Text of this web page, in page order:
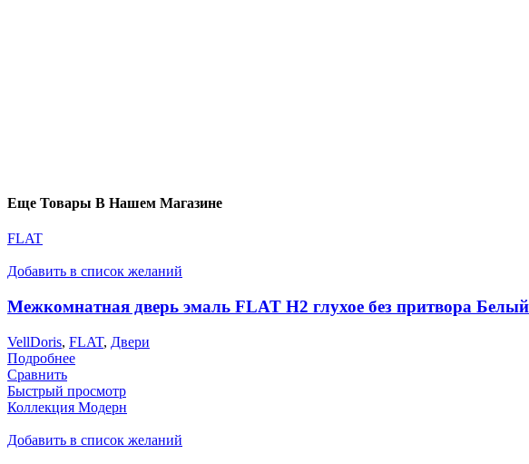
Еще Товары В Нашем Магазине
FLAT
Добавить в список желаний
Межкомнатная дверь эмаль FLAT H2 глухое без притвора
VellDoris, FLAT, Двери
Подробнее
Сравнить
Быстрый просмотр
Коллекция Модерн
Добавить в список желаний